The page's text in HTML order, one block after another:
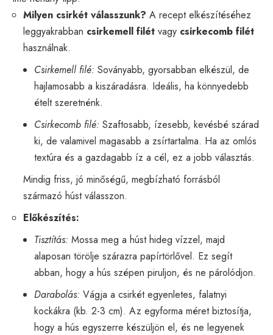
Milyen csirkét válasszunk? A recept elkészítéséhez
leggyakrabban csirkemell filét vagy csirkecomb filét
használnak.
Csirkemell filé: Soványabb, gyorsabban elkészül, de
hajlamosabb a kiszáradásra. Ideális, ha könnyedebb
ételt szeretnénk.
Csirkecomb filé: Szaftosabb, ízesebb, kevésbé szárad
ki, de valamivel magasabb a zsírtartalma. Ha az omlós
textúra és a gazdagabb íz a cél, ez a jobb választás.
Mindig friss, jó minőségű, megbízható forrásból
származó húst válasszon.
Előkészítés:
Tisztítás: Mossa meg a húst hideg vízzel, majd
alaposan törölje szárazra papírtörlővel. Ez segít
abban, hogy a hús szépen piruljon, és ne párolódjon.
Darabolás: Vágja a csirkét egyenletes, falatnyi
kockákra (kb. 2-3 cm). Az egyforma méret biztosítja,
hogy a hús egyszerre készüljön el, és ne legyenek